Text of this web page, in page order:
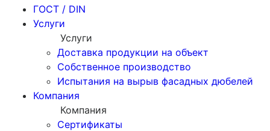
ГОСТ / DIN
Услуги
Услуги
Доставка продукции на объект
Собственное производство
Испытания на вырыв фасадных дюбелей
Компания
Компания
Сертификаты